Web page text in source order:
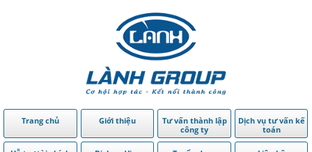
Trang chủ Giới thiệu
Tư vấn thành lập
công ty
Dịch vụ tư vấn kế
toán